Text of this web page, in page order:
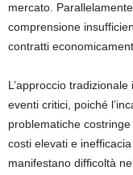
mercato.
comprensione
contratti
L’approccio
eventi critici, poiché
problematiche
costi elevati e
manifestano difficoltà